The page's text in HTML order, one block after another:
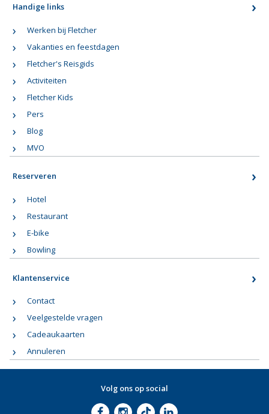
Handige links
Werken bij Fletcher
Vakanties en feestdagen
Fletcher's Reisgids
Activiteiten
Fletcher Kids
Pers
Blog
MVO
Reserveren
Hotel
Restaurant
E-bike
Bowling
Klantenservice
Contact
Veelgestelde vragen
Cadeaukaarten
Annuleren
Volg ons op social